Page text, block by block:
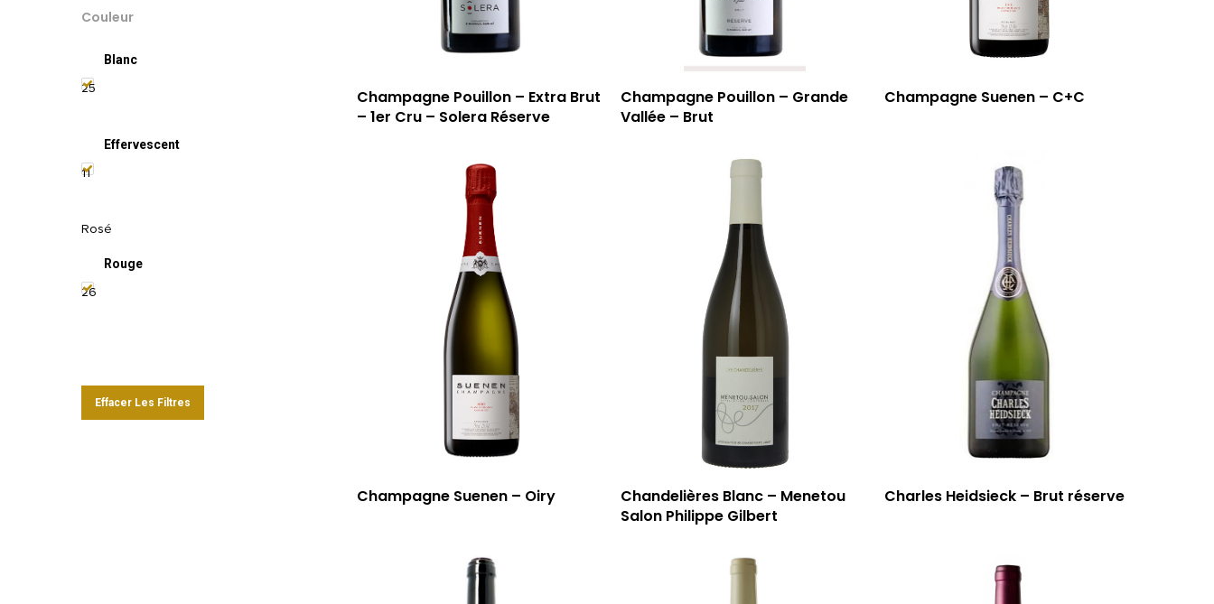
Couleur
Blanc
25
Effervescent
11
Rosé
Rouge
26
Effacer Les Filtres
Champagne Pouillon – Extra Brut
– 1er Cru – Solera Réserve
Champagne Pouillon – Grande
Vallée – Brut
Champagne Suenen – C+C
Champagne Suenen – Oiry
Chandelières Blanc – Menetou
Salon Philippe Gilbert
Charles Heidsieck – Brut réserve